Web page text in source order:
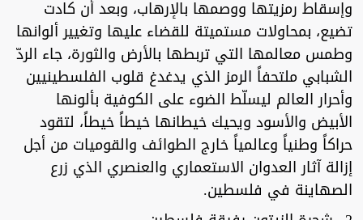
وإسقاط رمزيتها ووصمها بالإرهاب، وبعد أن كادت
تضيع، بمحاولات مستميتة للقضاء عليها وتغيير ألوانها
وطمس معالمها التي تربطها بالأرض والثورة، جاء الردّ
الشبابي ملتحفاً الرمز الذي يدغدغ قلوب الفلسطينيين
وأحرار العالم ليسلّط الضوء على الكوفية بألونها
الأبيض والأسود ويحيك خيطانها خيطاً خيطاً، لتقود
حراكاً وطنياً وعالمياً خارج الطوائف والقوميات من أجل
إزالة آثار العدوان الاستعماري والعنصري الذي زرع
الصهاينة في فلسطين.